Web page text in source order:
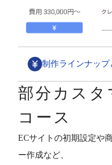
制作ラインナッ
デザインカスタマイズ
1,580,000円～
ECサイトの“勝ちパ
部分カスタ
コース
ECサイトの初期設定や
ー作成など、